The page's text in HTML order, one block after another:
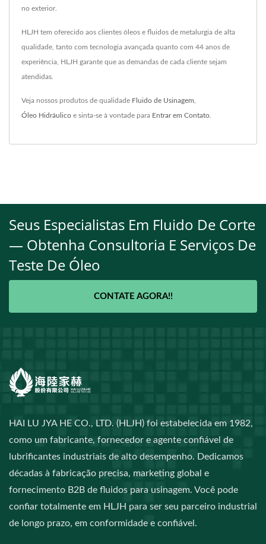
no exterior.
HLJH tem oferecido aos clientes óleos e fluidos de metalurgia de alta
qualidade, tanto com tecnologia avançada quanto com 44 anos de
experiência, HLJH garante que as demandas de cada cliente sejam
atendidas.
Veja nossos produtos de qualidade Fluido de Usinagem
Óleo Hidráulico e sinta-se à vontade para Entrar em Contato
Seus Especialistas Em Fluido De Corte
— Obtenha Consultoria E Serviços De
Teste De Óleo
CONTATE AGORA!!
HAI LU JYA HE CO., LTD. (HLJH) foi estabelecida em 1982,
como um fabricante, fornecedor e agente confiável de
lubrificantes industriais de alto desempenho. Dedicamos
décadas à fabricação precisa, marketing global e
fornecimento B2B de fluidos para usinagem. Você pode
confiar totalmente em HLJH para ser seu parceiro industrial
de longo prazo, em conformidade e confiável.